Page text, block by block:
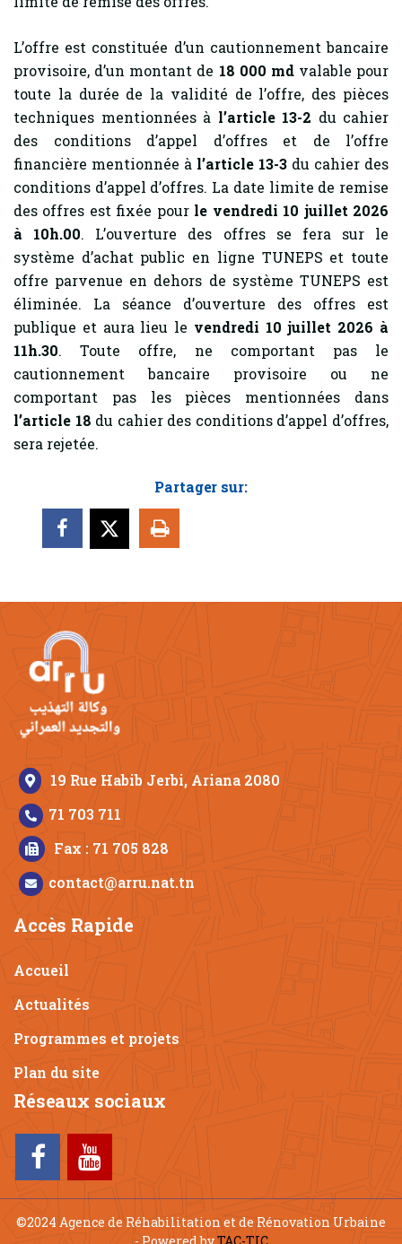
L’offre est constituée d’un cautionnement bancaire
provisoire, d’un montant de 18 000 mdvalable pour
toute la durée de la validité de l’offre, des pièces
techniques mentionnées à l’article 13-2 du cahier
des conditions d’appel d’offres et de l’offre
financière mentionnée à l’article 13-3 du cahier des
conditions d’appel d’offres. La date limite de remise
des offres est fixée pour le vendredi 10 juillet 2026
à 10h.00. L’ouverture des offres se fera sur le
système d’achat public en ligne TUNEPS et toute
offre parvenue en dehors de système TUNEPS est
éliminée. La séance d’ouverture des offres est
publique et aura lieu le vendredi 10 juillet 2026 à
11h.30. Toute offre, ne comportant pas le
cautionnement bancaire provisoire ou ne
comportant pas les pièces mentionnées dans
l’article 18 du cahier des conditions d’appel d’offres,
sera rejetée.
Partager sur:
19 Rue Habib Jerbi, Ariana 2080
71 703 711
Fax : 71 705 828
contact@arru.nat.tn
Accès Rapide
Accueil
Actualités
Programmes et projets
Plan du site
Réseaux sociaux
©2024 Agence de Réhabilitation et de Rénovation Urbaine